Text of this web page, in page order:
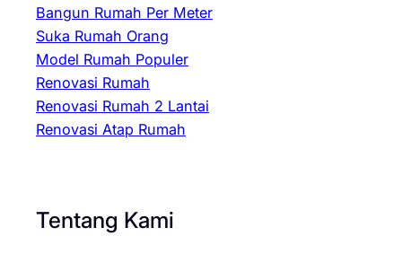
Bangun Rumah Per Meter
Suka Rumah Orang
Model Rumah Populer
Renovasi Rumah
Renovasi Rumah 2 Lantai
Renovasi Atap Rumah
Tentang Kami